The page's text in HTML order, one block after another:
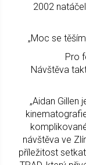
2002
„Moc se
Pro
Návštěva
„Aidan
návštěva ve
příležitost